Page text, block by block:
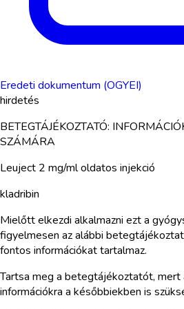
Eredeti dokumentum (OGYEI)
hirdetés
BETEGTÁJÉKOZTATÓ:
SZÁMÁRA
Leuject 2 mg/ml oldatos injekció
kladribin
Mielőtt elkezdi alkalmazni ezt a
figyelmesen az alábbi
fontos információkat tartalmaz.
Tartsa meg a betegtájékoztatót, mert
információkra a későbbiekben is